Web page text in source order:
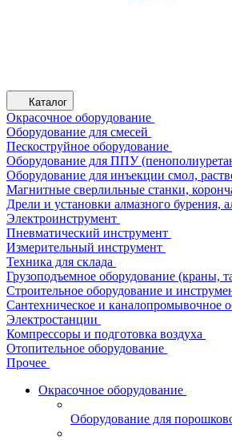
Каталог
Окрасочное оборудование
Оборудование для смесей
Пескоструйное оборудование
Оборудование для ППУ
Оборудование для инъекции смол,
Магнитные сверлильные станки,
Дрели и установки алмазного бурения,
Электроинструмент
Пневматический инструмент
Измерительный инструмент
Техника для склада
Грузоподъемное оборудование (краны,
Строительное оборудование и
Сантехническое и каналопромывочное
Электростанции
Компрессоры и подготовка воздуха
Отопительное оборудование
Прочее
Окрасочное оборудование
Оборудование для